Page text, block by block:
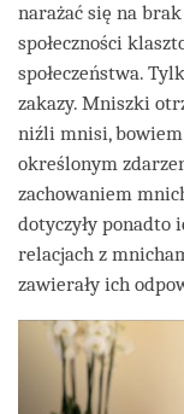
narażać się na
społeczności
społeczeństwa.
zakazy. Mniszki
niźli mnisi,
określonym
zachowaniem
dotyczyły ponadto
relacjach z
zawierały ich